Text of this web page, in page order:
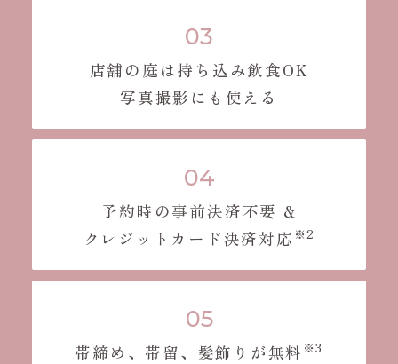
店舗の庭は持ち込み飲食OK
写真撮影にも使える
予約時の事前決済不要 &
クレジットカード決済対応 ※2
帯締め、帯留、髪飾りが無料 ※3